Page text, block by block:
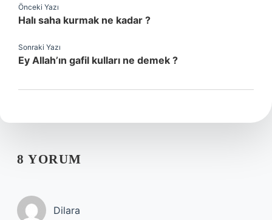
Önceki Yazı
Halı saha kurmak ne kadar ?
Sonraki Yazı
Ey Allah’ın gafil kulları ne demek ?
8 YORUM
Dilara